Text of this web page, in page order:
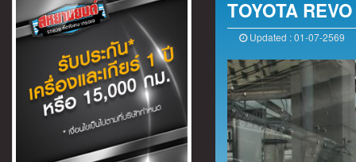
TOYOTA
Updated : 01-07-2569